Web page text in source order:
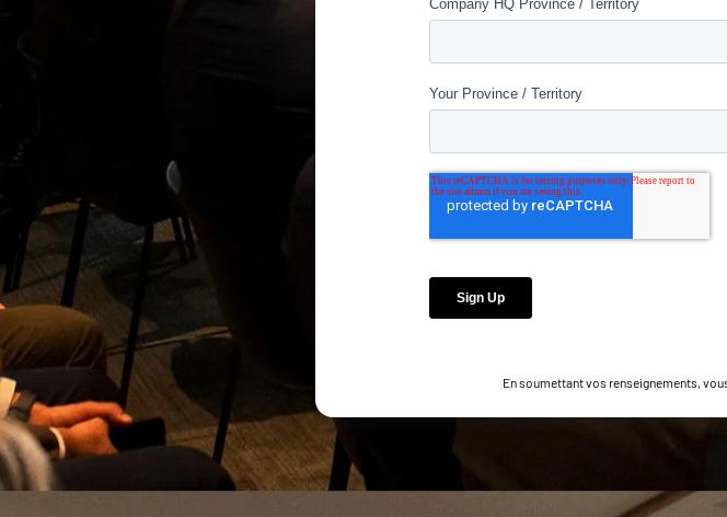
En soumettant vos renseignements,